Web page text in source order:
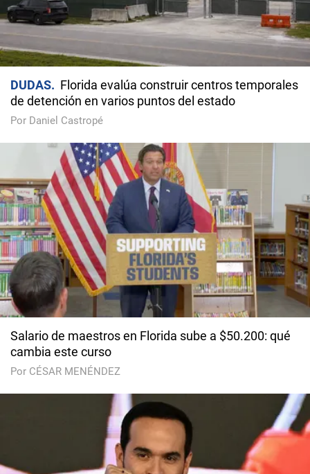
DUDAS
Florida evalúa construir centros temporales
de detención en varios puntos del estado
Por Daniel Castropé
Salario de maestros en Florida sube a $50.200: qué
cambia este curso
Por CÉSAR MENÉNDEZ